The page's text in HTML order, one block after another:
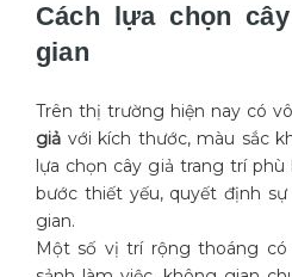
Cách lựa chọn
gian
Trên thị trường hiện nay có
giả với kích thước, màu sắc
lựa chọn cây giả trang trí
bước thiết yếu, quyết định
gian.
Một số vị trí rộng thoáng